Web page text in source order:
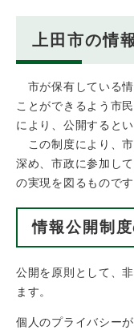
上田市の情
市が保有している
ことができるよう市
により、公開するとい
この制度により、
深め、市政に参加し
の実現を図るものです
情報公開制
公開を原則として、
ます。
個人のプライバシー